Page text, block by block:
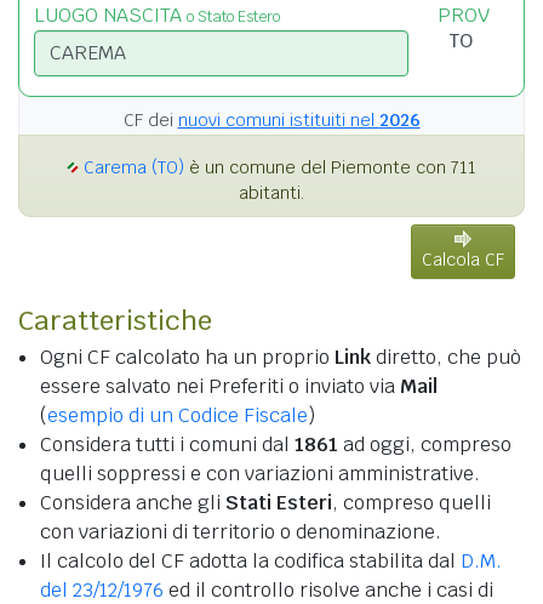
LUOGO NASCITA o Stato Estero PROV
CF dei nuovi comuni istituiti nel 2026
Carema (TO) è un comune del Piemonte con 711
abitanti.
Calcola CF
Caratteristiche
Ogni CF calcolato ha un proprio Linkdiretto, che può
essere salvato nei Preferiti o inviato via Mail
(esempio di un Codice Fiscale)
Considera tutti i comuni dal 1861 ad oggi, compreso
quelli soppressi e con variazioni amministrative.
Considera anche gli Stati Esteri, compreso quelli
con variazioni di territorio o denominazione.
Il calcolo del CF adotta la codifica stabilita dal D.M.
del 23/12/1976 ed il controllo risolve anche i casi di